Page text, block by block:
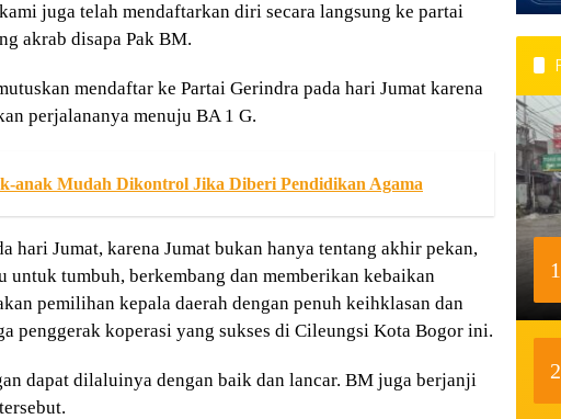
juga telah mendaftarkan diri secara langsung ke partai
akrab disapa Pak BM.
mendaftar ke Partai Gerindra pada hari Jumat karena
perjalananya menuju BA 1 G.
anak Mudah Dikontrol Jika Diberi Pendidikan Agama
hari Jumat, karena Jumat bukan hanya tentang akhir pekan,
untuk tumbuh, berkembang dan memberikan kebaikan
pemilihan kepala daerah dengan penuh keihklasan dan
penggerak koperasi yang sukses di Cileungsi Kota Bogor ini.
dapat dilaluinya dengan baik dan lancar. BM juga berjanji
1
2